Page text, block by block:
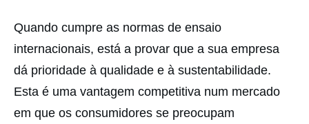
Quando cumpre as normas de ensaio
internacionais, está a provar que a sua empresa
dá prioridade à qualidade e à sustentabilidade.
Esta é uma vantagem competitiva num mercado
em que os consumidores se preocupam